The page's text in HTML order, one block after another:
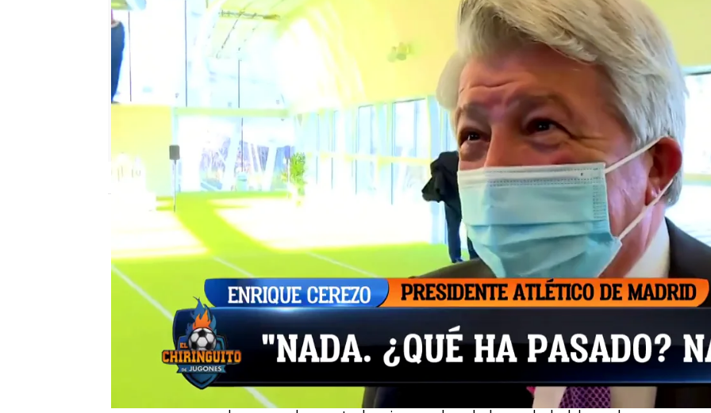
El Chiringuito
Madrid
Publicado:02 de febrero de 2022, 02:51
WhatsappFacebook
X
¡Ojo a las palabras de Enrique Cerezo! Iñaki villalón ha estado
presente en la celebración del nombramiento de Madrid como
la capital mundial del deporte, donde ha habido muchas
personalidades del mundo del deporte.
Enrique Cerezo, que el otro día nos avanzó que el Atlético de
Madrid iba a cerrar una operación en las últimas horas de